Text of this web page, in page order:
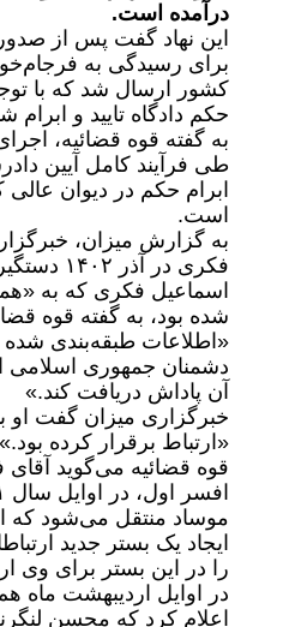
درآمده است.
این نهاد گفت پس از
برای رسیدگی به
کشور ارسال شد که با
حکم دادگاه تایید و ابرام
به گفته قوه قضائیه،
طی فرآیند کامل آیین
ابرام حکم در دیوان
است.
به گزارش میزان،
فکری در آذر ۱۴۰۲ دستگیر شده بود.
اسماعیل فکری که به
شده بود، به گفته قوه
«اطلاعات طبقه‌بندی
دشمنان جمهوری اسلامی
آن پاداش دریافت کند.»
خبرگزاری میزان گفت او
«ارتباط برقرار کرده بود.»
قوه قضائیه می‌گوید آقای
ایجاد یک بستر جدید
را در این بستر برای وی
در اوایل اردیبهشت ماه
اعلام کرد که محسن